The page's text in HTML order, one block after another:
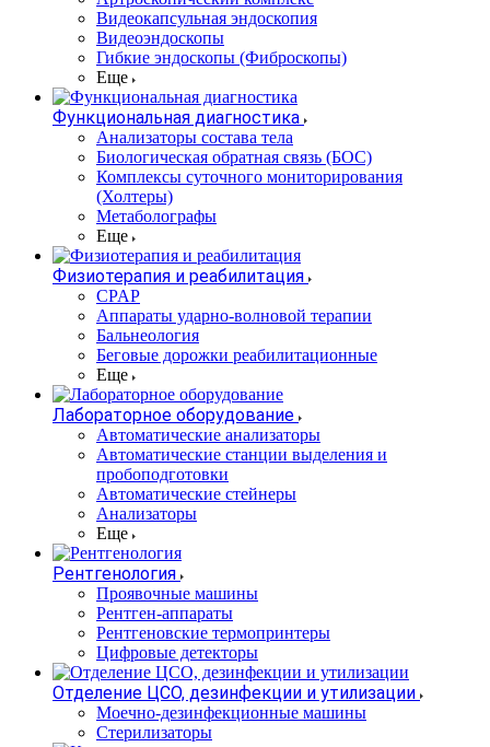
Видеокапсульная эндоскопия
Видеоэндоскопы
Гибкие эндоскопы (Фиброcкопы)
Еще
Функциональная диагностика
Анализаторы состава тела
Биологическая обратная связь (БОС)
Комплексы суточного мониторирования
(Холтеры)
Метаболографы
Еще
Физиотерапия и реабилитация
CPAP
Аппараты ударно-волновой терапии
Бальнеология
Беговые дорожки реабилитационные
Еще
Лабораторное оборудование
Автоматические анализаторы
Автоматические станции выделения и
пробоподготовки
Автоматические стейнеры
Анализаторы
Еще
Рентгенология
Проявочные машины
Рентген-аппараты
Рентгеновские термопринтеры
Цифровые детекторы
Отделение ЦСО, дезинфекции и утилизации
Моечно-дезинфекционные машины
Стерилизаторы